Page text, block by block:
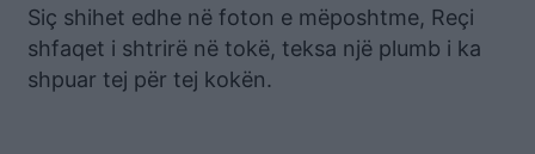
Siç shihet edhe në foton e mëposhtme, Reçi
shfaqet i shtrirë në tokë, teksa një plumb i ka
shpuar tej për tej kokën.